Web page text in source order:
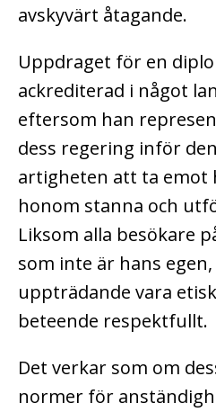
avskyvärt åtagande.
Uppdraget för en
ackrediterad i något
eftersom han
dess regering inför
artigheten att ta emot
honom stanna och
Liksom alla besökare
som inte är hans
uppträdande vara
beteende respektfullt.
Det verkar som om
normer för